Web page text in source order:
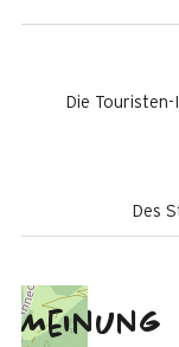
Die
Des
Meinung